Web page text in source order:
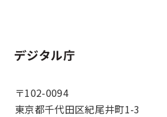
ホーム
〒102-0094
東京都千代田区紀尾井町1-3